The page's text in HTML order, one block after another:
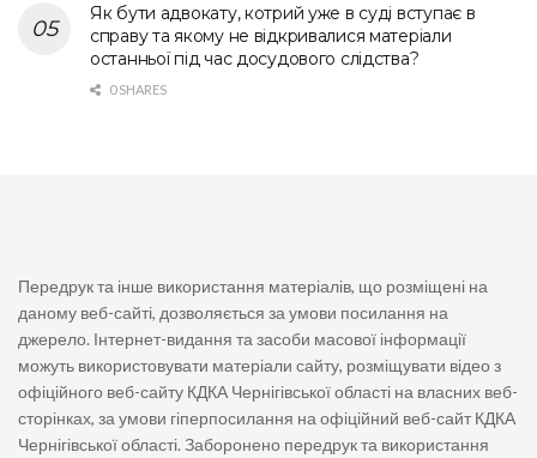
Як бути адвокату, котрий уже в суді вступає в
справу та якому не відкривалися матеріали
останньої під час досудового слідства?
0 SHARES
Передрук та інше використання матеріалів, що розміщені на
даному веб-сайті, дозволяється за умови посилання на
джерело. Інтернет-видання та засоби масової інформації
можуть використовувати матеріали сайту, розміщувати відео з
офіційного веб-сайту КДКА Чернігівської області на власних веб-
сторінках, за умови гіперпосилання на офіційний веб-сайт КДКА
Чернігівської області. Заборонено передрук та використання